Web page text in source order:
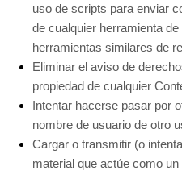
uso de scripts para enviar
de cualquier herramienta
herramientas similares de
Eliminar el aviso de
propiedad de cualquier
Intentar hacerse pasar por
nombre de usuario de otro
Cargar o transmitir (o
material que actúe como